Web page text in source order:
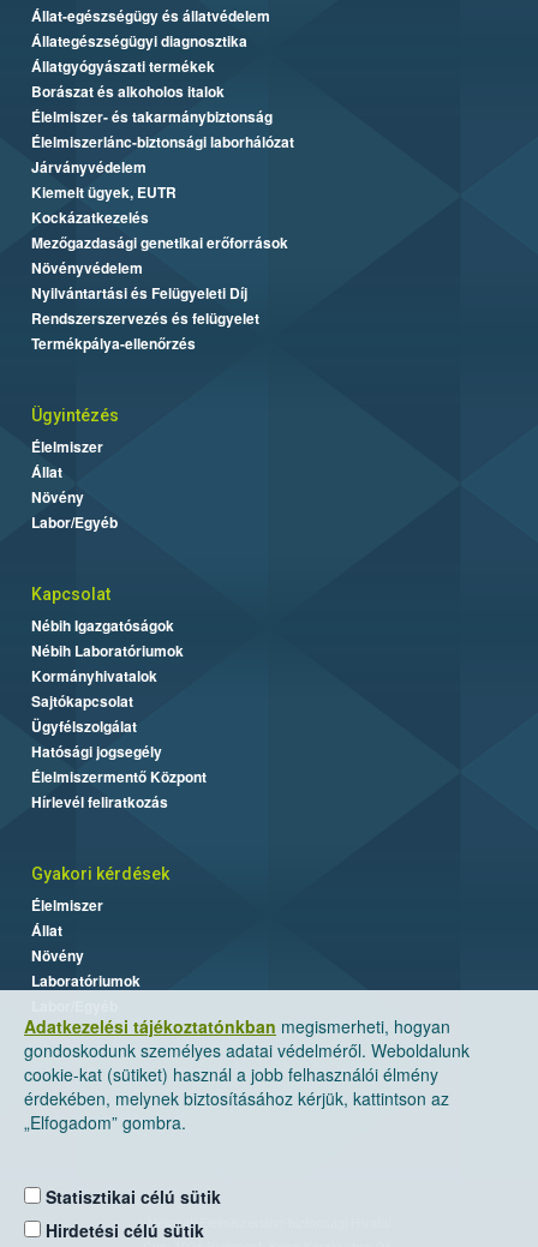
Adatkezelési tájékoztatónkban megismerheti, hogyan
gondoskodunk személyes adatai védelméről. Weboldalunk
cookie-kat (sütiket) használ a jobb felhasználói élmény
érdekében, melynek biztosításához kérjük, kattintson az
„Elfogadom” gombra.
Statisztikai célú sütik
Hirdetési célú sütik
Állat-egészségügy és állatvédelem
Állategészségügyi diagnosztika
Állatgyógyászati termékek
Borászat és alkoholos italok
Élelmiszer- és takarmánybiztonság
Élelmiszerlánc-biztonsági laborhálózat
Járványvédelem
Kiemelt ügyek, EUTR
Kockázatkezelés
Mezőgazdasági genetikai erőforrások
Növényvédelem
Nyilvántartási és Felügyeleti Díj
Rendszerszervezés és felügyelet
Termékpálya-ellenőrzés
Ügyintézés
Élelmiszer
Állat
Növény
Labor/Egyéb
Kapcsolat
Nébih Igazgatóságok
Nébih Laboratóriumok
Kormányhivatalok
Sajtókapcsolat
Ügyfélszolgálat
Hatósági jogsegély
Élelmiszermentő Központ
Hírlevél feliratkozás
Gyakori kérdések
Élelmiszer
Állat
Növény
Laboratóriumok
Nemzeti Élelmiszerlánc-biztonsági Hivatal